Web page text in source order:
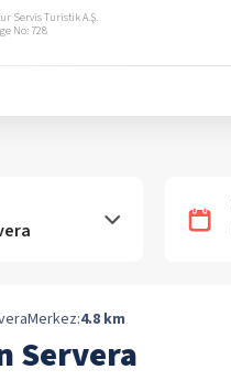
Servis Turistik A.Ş.
No: 728
Merkez:4.8 km
Servera